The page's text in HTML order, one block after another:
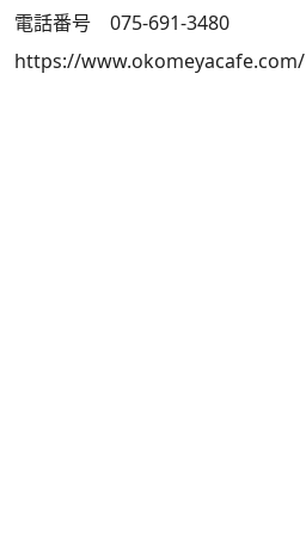
電話番号 075-691-3480
https://www.okomeyacafe.com/